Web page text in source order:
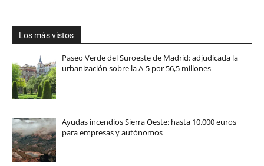
Los más vistos
Paseo Verde del Suroeste de Madrid: adjudicada la
urbanización sobre la A-5 por 56,5 millones
Ayudas incendios Sierra Oeste: hasta 10.000 euros
para empresas y autónomos